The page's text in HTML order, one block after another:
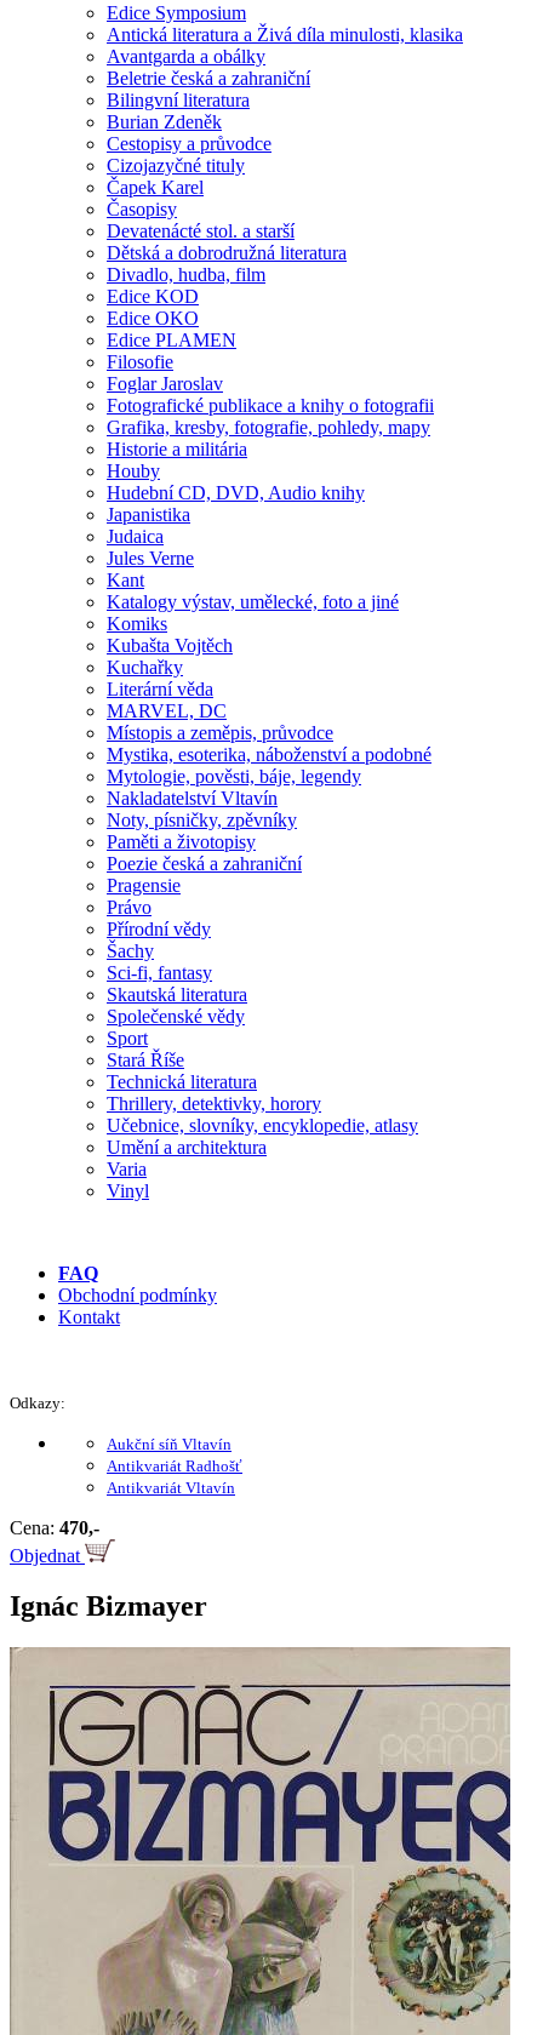
Edice Symposium
Antická literatura a Živá díla minulosti, klasika
Avantgarda a obálky
Beletrie česká a zahraniční
Bilingvní literatura
Burian Zdeněk
Cestopisy a průvodce
Cizojazyčné tituly
Čapek Karel
Časopisy
Devatenácté stol. a starší
Dětská a dobrodružná literatura
Divadlo, hudba, film
Edice KOD
Edice OKO
Edice PLAMEN
Filosofie
Foglar Jaroslav
Fotografické publikace a knihy o fotografii
Grafika, kresby, fotografie, pohledy, mapy
Historie a militária
Houby
Hudební CD, DVD, Audio knihy
Japanistika
Judaica
Jules Verne
Kant
Katalogy výstav, umělecké, foto a jiné
Komiks
Kubašta Vojtěch
Kuchařky
Literární věda
MARVEL, DC
Místopis a zeměpis, průvodce
Mystika, esoterika, náboženství a podobné
Mytologie, pověsti, báje, legendy
Nakladatelství Vltavín
Noty, písničky, zpěvníky
Paměti a životopisy
Poezie česká a zahraniční
Pragensie
Právo
Přírodní vědy
Šachy
Sci-fi, fantasy
Skautská literatura
Společenské vědy
Sport
Stará Říše
Technická literatura
Thrillery, detektivky, horory
Učebnice, slovníky, encyklopedie, atlasy
Umění a architektura
Varia
Vinyl
FAQ
Obchodní podmínky
Kontakt
Odkazy:
Aukční síň Vltavín
Antikvariát Radhošť
Antikvariát Vltavín
Cena: 470,-
Objednat
Ignác Bizmayer